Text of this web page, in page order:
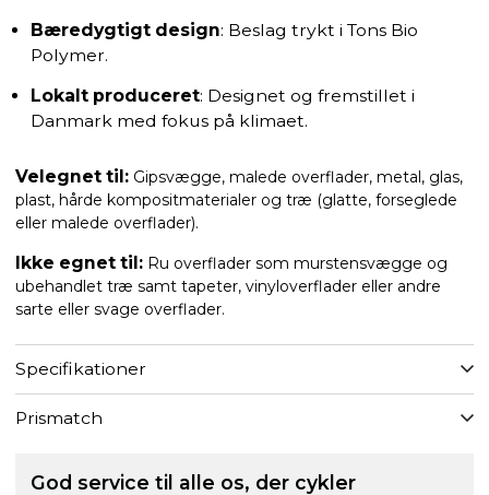
Bæredygtigt design: Beslag trykt i Tons Bio
Polymer.
Lokalt produceret: Designet og fremstillet i
Danmark med fokus på klimaet.
Velegnet til: Gipsvægge, malede overflader, metal, glas,
plast, hårde kompositmaterialer og træ (glatte, forseglede
eller malede overflader).
Ikke egnet til: Ru overflader som murstensvægge og
ubehandlet træ samt tapeter, vinyloverflader eller andre
sarte eller svage overflader.
Specifikationer
Prismatch
God service til alle os, der cykler